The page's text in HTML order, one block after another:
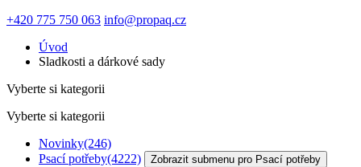
+420 775 750 063 info@propaq.cz
Úvod
Sladkosti a dárkové sady
Vyberte si kategorii
Vyberte si kategorii
Novinky(246)
Psací potřeby(4222) Zobrazit submenu pro Psací potřeby